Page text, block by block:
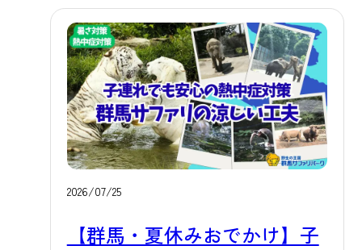
2026/07/25
【群馬・夏休みおでかけ】子